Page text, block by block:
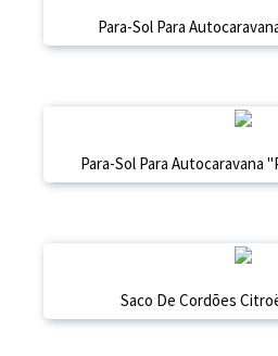
Para-Sol Para
Para-Sol Para Autocaravana
Saco De Cordões